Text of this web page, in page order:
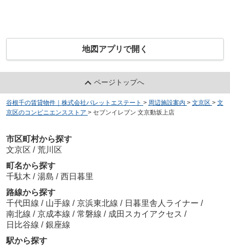
地図アプリで開く
ページトップへ
谷根千の賃貸物件｜株式会社パレットエステート > 周辺施設案内 > 文京区 > 文
京区のコンビニエンスストア > セブンイレブン 文京動坂上店
市区町村から探す
文京区 / 荒川区
町名から探す
千駄木 / 湯島 / 西日暮里
路線から探す
千代田線 / 山手線 / 京浜東北線 / 日暮里舎人ライナー /
南北線 / 京成本線 / 常磐線 / 成田スカイアクセス /
日比谷線 / 銀座線
駅から探す